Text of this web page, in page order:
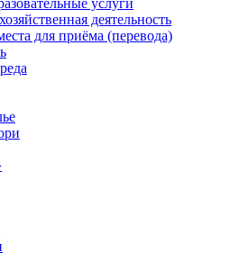
деятельность
для приёма (перевода)